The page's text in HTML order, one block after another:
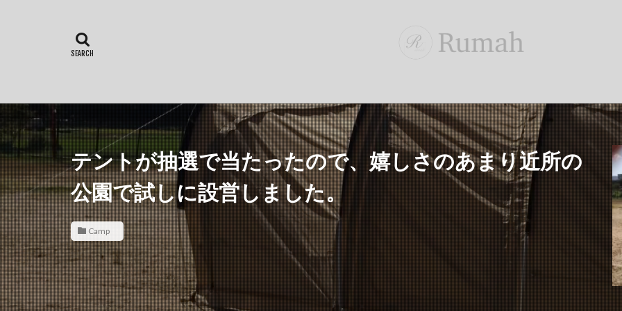
テントが抽選で当たったので、嬉しさのあまり近所の
公園で試しに設営しました。
Camp